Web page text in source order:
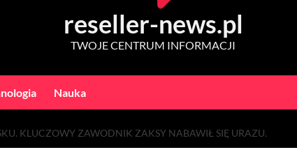
reseller-news.pl
TWOJE CENTRUM INFORMACJI
Nauka
KLUCZOWY ZAWODNIK ZAKSY NABAWIŁ SIĘ URAZU.